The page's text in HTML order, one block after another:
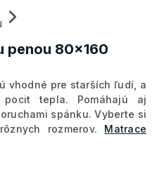
penou 80x160
vhodné pre starších ľudí, a
tepla. Pomáhajú aj
spánku. Vyberte si
rozmerov. Matrace